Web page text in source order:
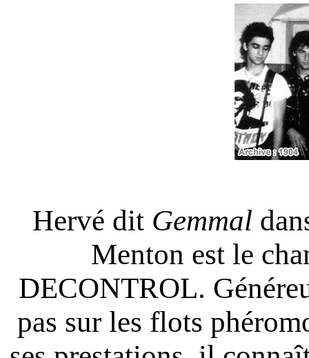
Hervé dit Gemmal
Menton est le
DECONTROL.
pas sur les flots